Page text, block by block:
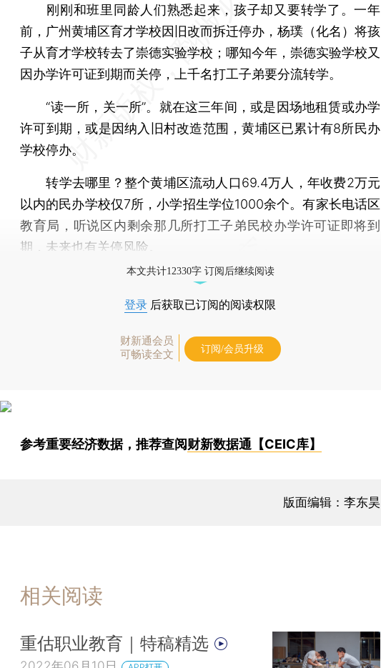
刚刚和班里同龄人们熟悉起来，孩子却又要转学了。一年
前，广州黄埔区育才学校因旧改而拆迁停办，杨璞（化名）将孩
子从育才学校转去了崇德实验学校；哪知今年，崇德实验学校又
因办学许可证到期而关停，上千名打工子弟要分流转学。
“读一所，关一所”。就在这三年间，或是因场地租赁或办学
许可到期，或是因纳入旧村改造范围，黄埔区已累计有8所民办
学校停办。
转学去哪里？整个黄埔区流动人口69.4万人，年收费2万元
以内的民办学校仅7所，小学招生学位1000余个。有家长电话区
教育局，听说区内剩余那几所打工子弟民校办学许可证即将到
期，未来也有关停风险。
本文共计12330字 订阅后继续阅读
登录 后获取已订阅的阅读权限
财新通会员
可畅读全文
订阅/会员升级
参考重要经济数据，推荐查阅财新数据通【CEIC库】
版面编辑：李东昊
相关阅读
重估职业教育｜特稿精选